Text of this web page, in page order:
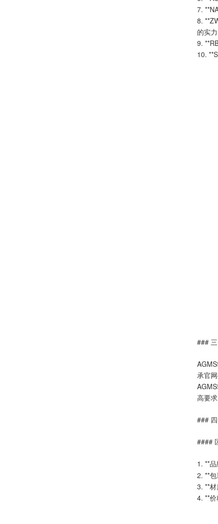
7.
8.
的实力
9.
10. **
###
承官
高要求
###
####
1. **品
2. **
3. **
4. **